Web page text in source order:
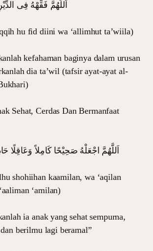
اَللَّهُمَّ فَقِّهْهُ فِى
hu fid diini wa ‘allimhut ta’wiila)
kefahaman baginya dalam urusan
dia ta’wil (tafsir ayat-ayat al-
Sehat, Cerdas Dan Bermanfaat
اَللَّهُمَّ اجْعَلْهُ صَحِيْحًا كَامِلاً وَعَاقِلًا
shohiihan kaamilan, wa ‘aqilan
‘amilan)
ia anak yang sehat sempurna,
berilmu lagi beramal”